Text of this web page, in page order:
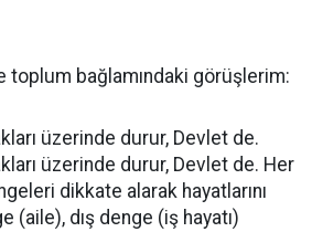
toplum bağlamındaki görüşlerim:
üzerinde durur, Devlet de.
üzerinde durur, Devlet de. Her
dikkate alarak hayatlarını
(aile), dış denge (iş hayatı)